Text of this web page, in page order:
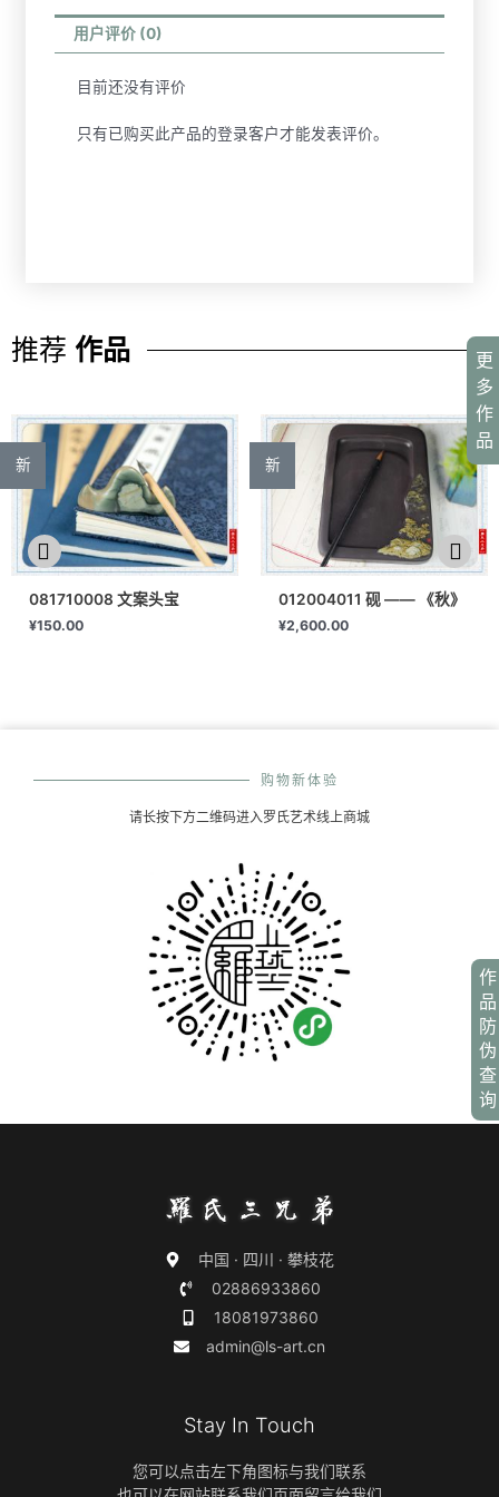
作
品
防
伪
查
询
更
多
作
品
用户评价 (0)
目前还没有评价
只有已购买此产品的登录客户才能发表评价。
推荐 作品
新
081710008 文案头宝
¥150.00
新
012004011 砚 —— 《秋》
¥2,600.00
购物新体验
请长按下方二维码进入罗氏艺术线上商城
中国 · 四川 · 攀枝花
02886933860
18081973860
admin@ls-art.cn
Stay In Touch
您可以点击左下角图标与我们联系